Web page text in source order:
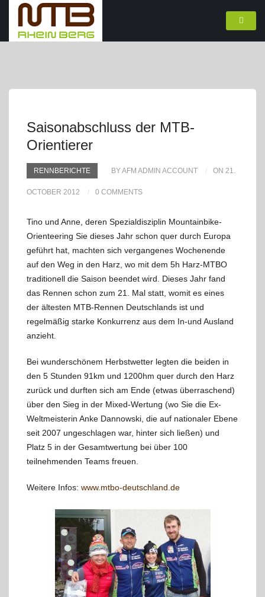
Saisonabschluss der MTB-
Orientierer
RENNBERICHTE BY AFM ADMIN ACCOUNT ON 21.
OCTOBER 2012 0 COMMENTS
Tino und Anne, deren Spezialdisziplin Mountainbike-
Orienteering Sie dieses Jahr schon quer durch Europa
geführt hat, machten sich vergangenes Wochenende
auf den Weg in den Harz, wo mit dem 5h Harz-MTBO
traditionell die Saison beendet wird. Dieses Jahr fand
das Rennen schon zum 21. Mal statt, womit es eines
der ältesten MTB-Rennen Deutschlands ist und
regelmäßig starke Konkurrenz aus dem In-und Ausland
anzieht.
Bei wunderschönem Herbstwetter legten die beiden in
den 5 Stunden 91km und 1200hm quer durch den Harz
zurück und durften sich am Ende (etwas überraschend)
über den Sieg in der Mixed-Wertung (wo Sie die Ex-
Weltmeisterin Anke Dannowski, die auf nationaler Ebene
seit 2007 ungeschlagen war, hinter sich ließen) und
Platz 5 in der Gesamtwertung bei über 100
teilnehmenden Teams freuen.
Weitere Infos: www.mtbo-deutschland.de